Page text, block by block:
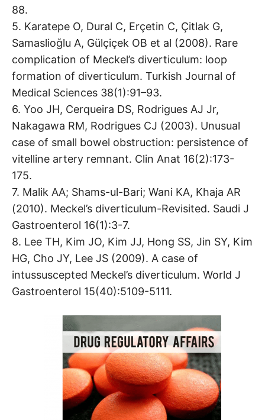
88.
5. Karatepe O, Dural C, Erçetin C, Çitlak G,
Samaslioǧlu A, Gülçiçek OB et al (2008). Rare
complication of Meckel’s diverticulum: loop
formation of diverticulum. Turkish Journal of
Medical Sciences 38(1):91–93.
6. Yoo JH, Cerqueira DS, Rodrigues AJ Jr,
Nakagawa RM, Rodrigues CJ (2003). Unusual
case of small bowel obstruction: persistence of
vitelline artery remnant. Clin Anat 16(2):173-
175.
7. Malik AA; Shams-ul-Bari; Wani KA, Khaja AR
(2010). Meckel’s diverticulum-Revisited. Saudi J
Gastroenterol 16(1):3-7.
8. Lee TH, Kim JO, Kim JJ, Hong SS, Jin SY, Kim
HG, Cho JY, Lee JS (2009). A case of
intussuscepted Meckel’s diverticulum. World J
Gastroenterol 15(40):5109-5111.